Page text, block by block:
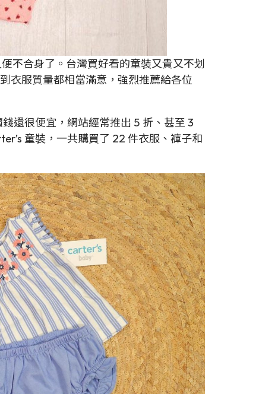
不合身了。台灣買好看的童裝又貴又不划
衣服質量都相當滿意，強烈推薦給各位
還很便宜，網站經常推出 5 折、甚至 3
童裝，一共購買了 22 件衣服、褲子和